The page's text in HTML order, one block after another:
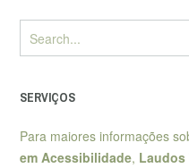
SERVIÇOS
Para maiores informações
em Acessibilidade,